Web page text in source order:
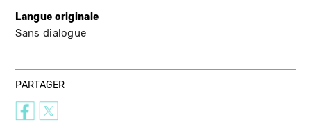
Langue originale
Sans dialogue
PARTAGER